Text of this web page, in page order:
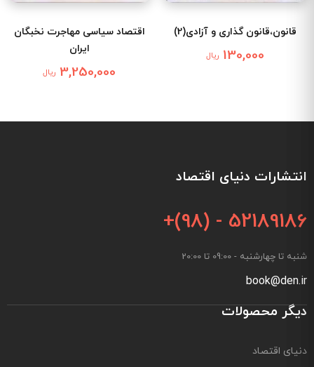
قانون،قانون گذاری و آزادی(2)
130,000 ریال
اقتصاد سیاسی مهاجرت نخبگان
ایران
3,250,000 ریال
انتشارات دنیای اقتصاد
+(98) - 52189186
شنبه تا چهارشنبه - 09:00 تا 20:00
book@den.ir
دیگر محصولات
دنیای اقتصاد